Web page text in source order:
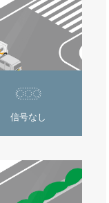
信号なし